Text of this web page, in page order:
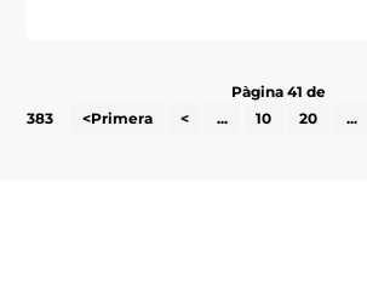
Pàgina 41 de
383
<Primera < ... 10 20 ...